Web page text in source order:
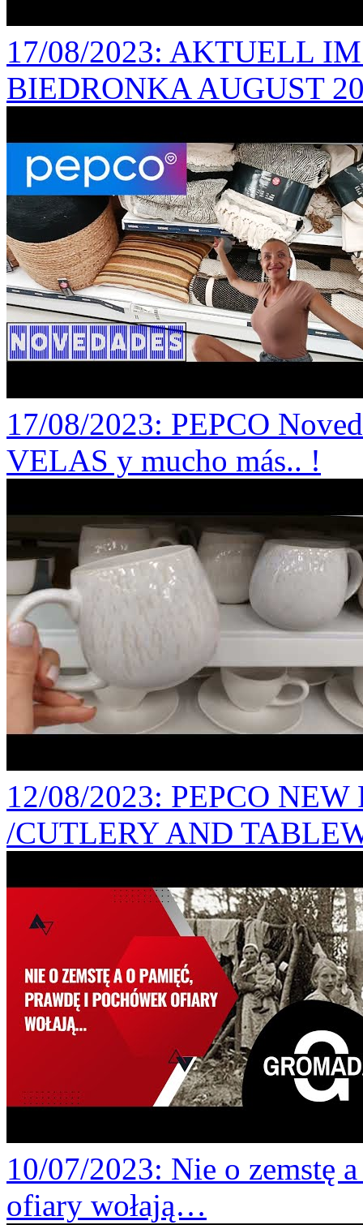
17/08/2023: AKTUELL IM
BIEDRONKA AUGUST
17/08/2023: PEPCO
VELAS y mucho más.. !
12/08/2023: PEPCO
/CUTLERY AND
10/07/2023: Nie o zemstę
ofiary wołają…